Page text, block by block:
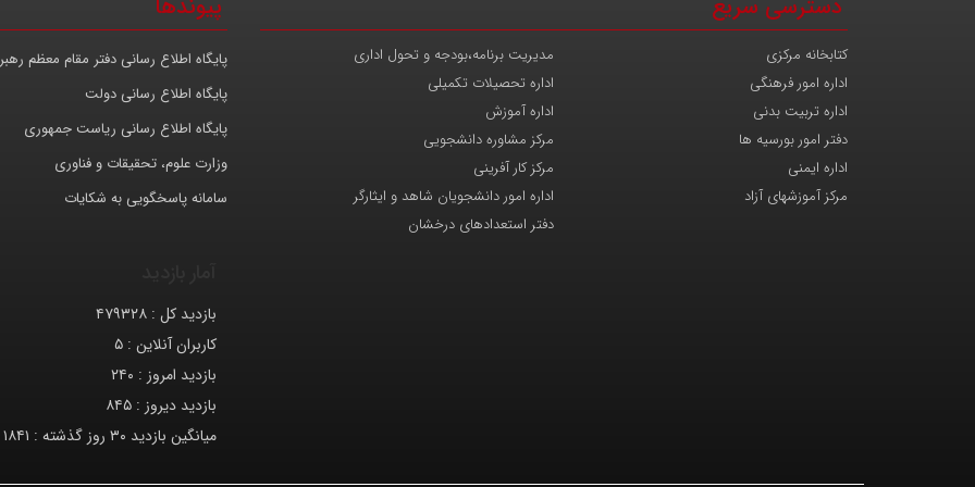
دسترسی سریع
مدیریت برنامه،بودجه و تحول اداری
کتابخانه مرکزی
اداره تحصیلات تکمیلی
اداره امور فرهنگی
اداره آموزش
اداره تربیت بدنی
مرکز مشاوره دانشجویی
دفتر امور بورسیه ها
مرکز کار آفرینی
اداره ایمنی
اداره امور دانشجویان شاهد و ایثارگر
مرکز آموزشهای آزاد
دفتر استعدادهای درخشان
پیوندها
پایگاه اطلاع رسانی دفتر مقام معظم
پایگاه اطلاع رسانی دولت
پایگاه اطلاع رسانی ریاست جمهوری
وزارت علوم، تحقیقات و فناوری
سامانه پاسخگویی به شکایات
بازدید کل : ۴۷۹۳۲۸
کاربران آنلاین : ۵
بازدید امروز : ۲۴۰
بازدید دیروز : ۸۴۵
میانگین بازدید ۳۰ روز گذشته :
۱۸۴۱